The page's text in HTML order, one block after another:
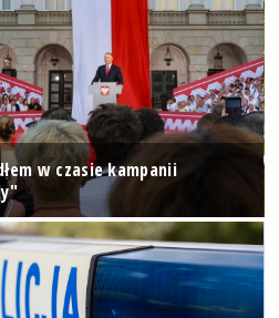
w czasie kampanii